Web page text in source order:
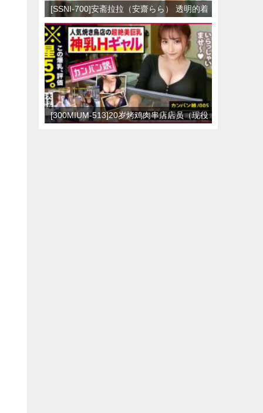
[SSNI-700]安斋拉拉（安齋らら） 透明的着
衣诱惑
[300MIUM-513]20岁烤鸡肉串店店员（现役